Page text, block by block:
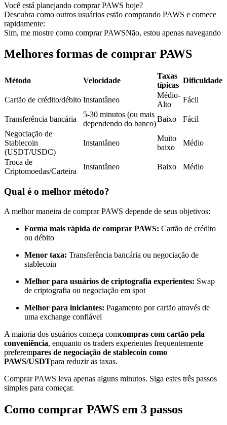
Futuros de USDC
Futuros usando USDC como garantia
Copiar Trading
Junte-se aos principais traders
Desfrute da partilha de lucros e comissões de copy trading
Informação
Análise de big data, incluindo informações comerciais, etc.
Você está planejando comprar PAWS hoje?
Descubra como outros usuários estão comprando PAWS e comece
rapidamente:
Sim, me mostre como comprar PAWSNão, estou apenas navegando
Melhores formas de comprar PAWS
Método Velocidade
Taxas
típicas
Dificuldade
Cartão de crédito/débito Instantâneo
Médio-
Alto
Fácil
Transferência bancária
5-30 minutos (ou mais
dependendo do banco)
Baixo
Fácil
Negociação de
Stablecoin
(USDT/USDC)
Instantâneo
Muito
baixo
Médio
Troca de
Criptomoedas/Carteira
Instantâneo Baixo Médio
Qual é o melhor método?
A melhor maneira de comprar PAWS depende de seus objetivos:
Forma mais rápida de comprar PAWS: Cartão de crédito
ou débito
Menor taxa: Transferência bancária ou negociação de
stablecoin
Melhor para usuários de criptografia experientes: Swap
de criptografia ou negociação em spot
Melhor para iniciantes: Pagamento por cartão através de
uma exchange confiável
A maioria dos usuários começa comcompras com cartão pela
conveniência, enquanto os traders experientes frequentemente
preferempares de negociação de stablecoin como
PAWS/USDTpara reduzir as taxas.
Comprar PAWS leva apenas alguns minutos. Siga estes três passos
simples para começar.
Como comprar PAWS em 3 passos